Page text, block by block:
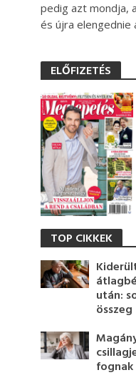
pedig azt mondja,
és újra elengednie
ELŐFIZETÉS
TOP CIKKEK
után:
összeg